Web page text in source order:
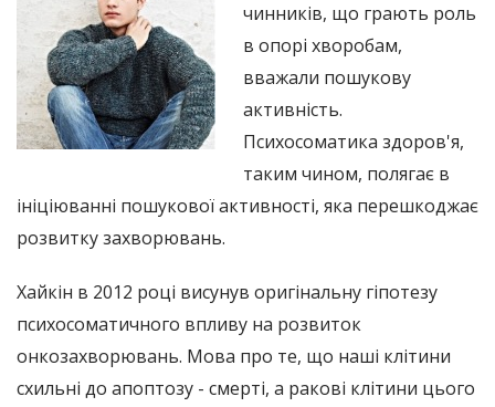
чинників, що грають роль
в опорі хворобам,
вважали пошукову
активність.
Психосоматика здоров'я,
таким чином, полягає в
ініціюванні пошукової активності, яка перешкоджає
розвитку захворювань.
Хайкін в 2012 році висунув оригінальну гіпотезу
психосоматичного впливу на розвиток
онкозахворювань. Мова про те, що наші клітини
схильні до апоптозу - смерті, а ракові клітини цього